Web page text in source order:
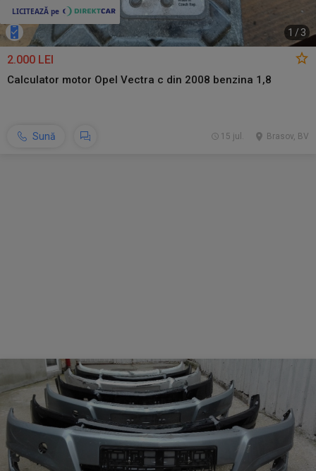
1 / 3
2.000 LEI
Calculator motor Opel Vectra c din 2008 benzina 1,8
Sună Brasov, BV
15 jul.